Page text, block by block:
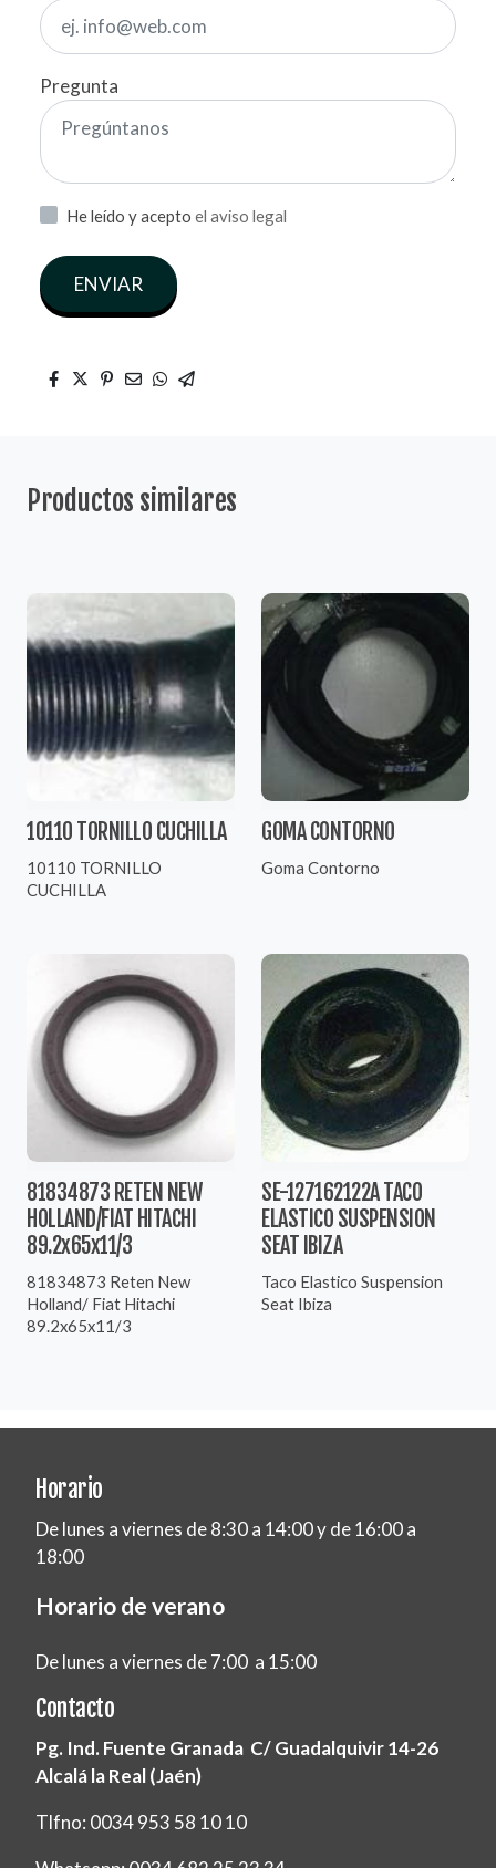
Pregunta
He leído y acepto el aviso legal
ENVIAR
Productos similares
10110 TORNILLO CUCHILLA
10110 TORNILLO
CUCHILLA
GOMA CONTORNO
Goma Contorno
81834873 RETEN NEW
HOLLAND/FIAT HITACHI
89.2x65x11/3
81834873 Reten New
Holland/ Fiat Hitachi
89.2x65x11/3
SE-127162122A TACO
ELASTICO SUSPENSION
SEAT IBIZA
Taco Elastico Suspension
Seat Ibiza
Horario
De lunes a viernes de 8:30 a 14:00 y de 16:00 a
18:00
Horario de verano
De lunes a viernes de 7:00 a 15:00
Contacto
Pg. Ind. Fuente Granada C/ Guadalquivir 14-26
Alcalá la Real (Jaén)
Tlfno: 0034 953 58 10 10